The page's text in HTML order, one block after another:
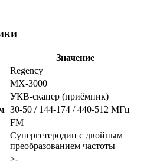
Значение
Regency
MX-3000
УКВ-сканер (приёмник)
30-50 / 144-174 / 440-512 МГц
FM
Супергетеродин с двойным
преобразованием частоты
>-